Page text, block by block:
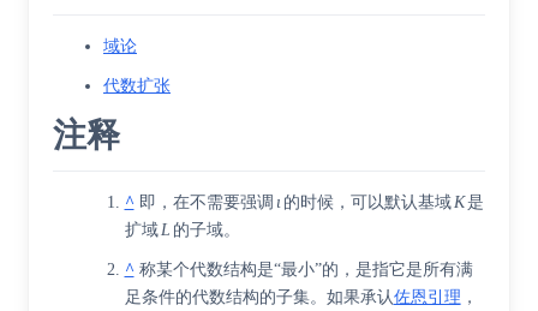
域论
代数扩张
注释
^ 即，在不需要强调 ι 的时候，可以默认基域K是
扩域L 的子域。
^ 称某个代数结构是“最小”的，是指它是所有满
足条件的代数结构的子集。如果承认佐恩引理 ，